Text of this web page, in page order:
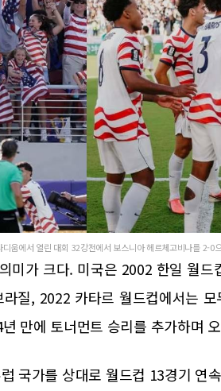
움에서 열린 대회 32강전에서 보스니아 헤르체고비나를 2-0
미가 크다. 미국은 2002 한일 월
질, 2022 카타르 월드컵에서는
만에 토너먼트 승리를 추가하며
국가를 상대로 월드컵 13경기 연